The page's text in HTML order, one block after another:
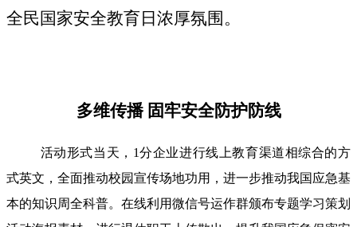
全民国家安全教育日浓厚氛围。
多维传播 固牢安全防护防线
活动形式当天，1分企业进行线上教育渠道相综合的方
式英文，全面推动校园宣传场地功用，进一步推动我国应急基
本的知识周全科普。在线利用微信号运作群颁布专题学习策划